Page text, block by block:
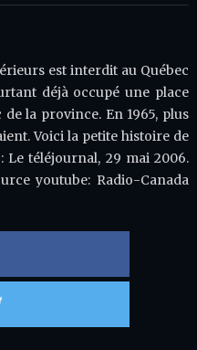
est interdit au Québec
déjà occupé une place
la province. En 1965, plus
Voici la petite histoire de
Le téléjournal, 29 mai 2006.
youtube: Radio-Canada